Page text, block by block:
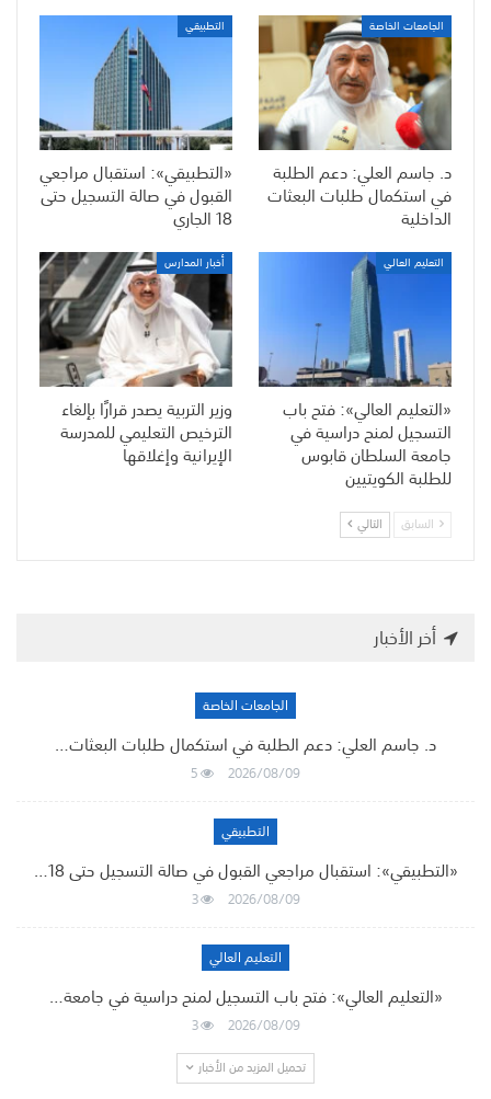
الجامعات الخاصة
د. جاسم العلي: دعم الطلبة
في استكمال طلبات البعثات
الداخلية
التطبيقي
«التطبيقي»: استقبال مراجعي
القبول في صالة التسجيل حتى
18 الجاري
التعليم العالي
«التعليم العالي»: فتح باب
التسجيل لمنح دراسية في
جامعة السلطان قابوس
للطلبة الكويتيين
أخبار المدارس
وزير التربية يصدر قرارًا بإلغاء
الترخيص التعليمي للمدرسة
الإيرانية وإغلاقها
السابق التالي
أخر الأخبار
الجامعات الخاصة
د. جاسم العلي: دعم الطلبة في استكمال طلبات البعثات…
2026/08/09
5
التطبيقي
«التطبيقي»: استقبال مراجعي القبول في صالة التسجيل حتى 18…
2026/08/09
3
التعليم العالي
«التعليم العالي»: فتح باب التسجيل لمنح دراسية في جامعة…
2026/08/09
3
تحميل المزيد من الأخبار